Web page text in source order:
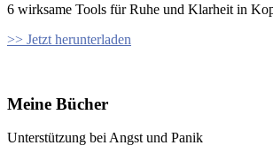
6 wirksame Tools für Ruhe und Klarheit in
>> Jetzt herunterladen
Meine Bücher
Unterstützung bei Angst und Panik